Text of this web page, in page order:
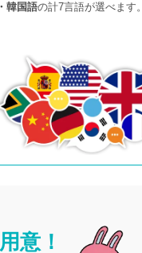
韓国語の計7言語が選べます。
意！